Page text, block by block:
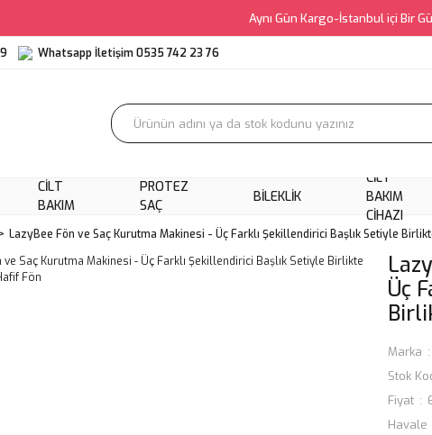
Aynı Gün Kargo-İstanbul içi Bir
Whatsapp İletişim 0535 742 23 76
CILT
BAKIM
PROTEZ
SAÇ
BILEKLIK
CILT
BAKIM
CIHAZI
LazyBee Fön ve Saç Kurutma Makinesi - Üç Farklı Şekillendirici Başlık Setiyle
Üç
Marka
Stok
Fiyat
Havale